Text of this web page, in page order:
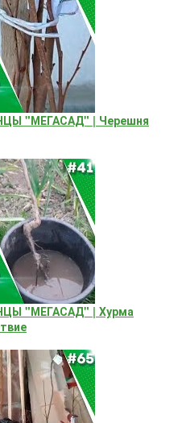
"МЕГАСАД" | Черешня
"МЕГАСАД" | Хурма